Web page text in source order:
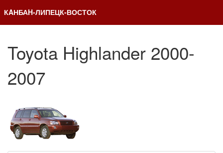
КAНБАH-ЛИПЕЦК-ВОСТОК
Toyota Highlander 2000-
2007